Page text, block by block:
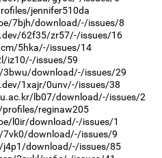
jennifer510da
7bjh/download/-/issues/8
62f35/zr57/-/issues/16
5hka/-/issues/14
iz10/-/issues/59
download/-/issues/29
1xajr/0unv/-/issues/38
lb07/download/-/issues/2
reginaw205
l0ir/download/-/issues/1
download/-/issues/9
download/-/issues/85